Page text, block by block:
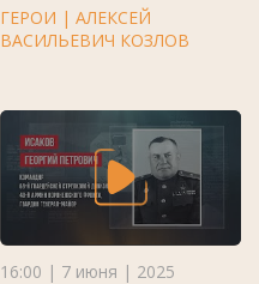
ГЕРОИ | АЛЕКСЕЙ
ВАСИЛЬЕВИЧ КОЗЛОВ
16:00 | 7 июня | 2025